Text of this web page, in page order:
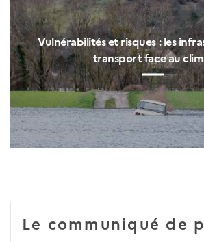
Vulnérabilités et risques : les
transport face au
Le communiqué de